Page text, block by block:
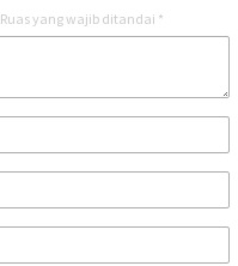
Ruas yang wajib ditandai *